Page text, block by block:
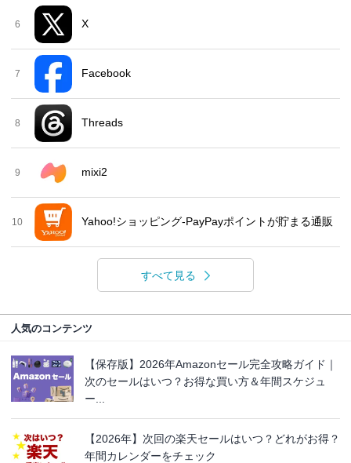
6 X
7 Facebook
8 Threads
9 mixi2
10 Yahoo!ショッピング-PayPayポイントが貯まる通販
すべて見る
人気のコンテンツ
【保存版】2026年Amazonセール完全攻略ガイド｜
次のセールはいつ？お得な買い方＆年間スケジュ
ー...
【2026年】次回の楽天セールはいつ？どれがお得？
年間カレンダーをチェック